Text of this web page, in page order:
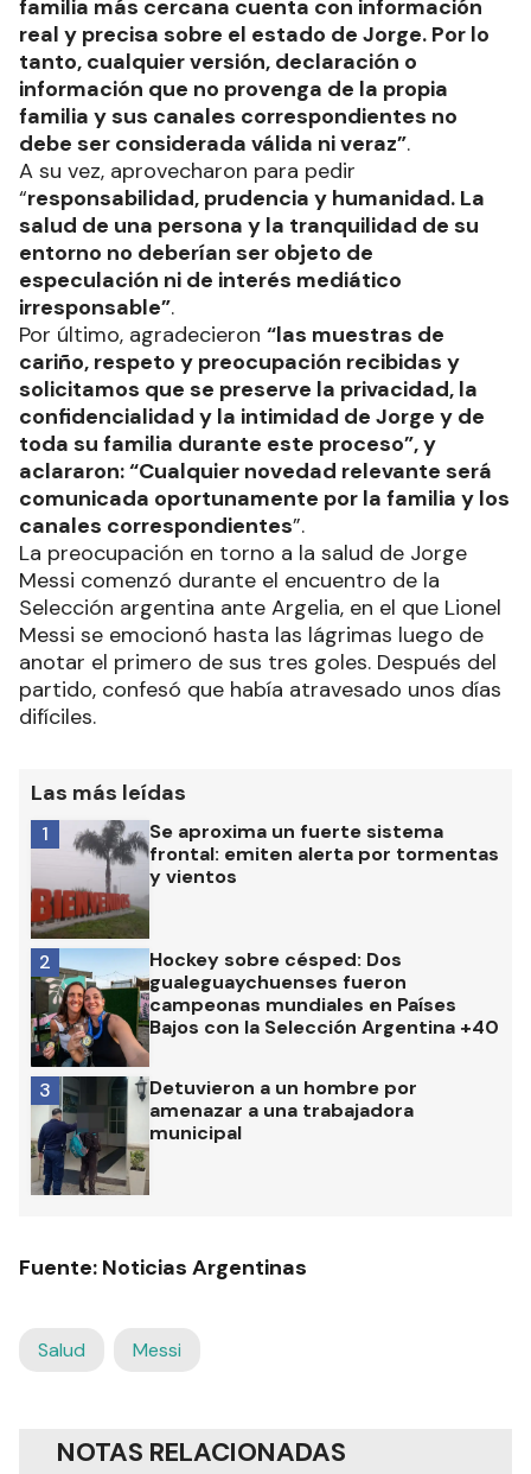
familia más cercana cuenta con información
real y precisa sobre el estado de Jorge. Por lo
tanto, cualquier versión, declaración o
información que no provenga de la propia
familia y sus canales correspondientes no
debe ser considerada válida ni veraz”.
A su vez, aprovecharon para pedir
“responsabilidad, prudencia y humanidad. La
salud de una persona y la tranquilidad de su
entorno no deberían ser objeto de
especulación ni de interés mediático
irresponsable”.
Por último, agradecieron “las muestras de
cariño, respeto y preocupación recibidas y
solicitamos que se preserve la privacidad, la
confidencialidad y la intimidad de Jorge y de
toda su familia durante este proceso”, y
aclararon: “Cualquier novedad relevante será
comunicada oportunamente por la familia y los
canales correspondientes”.
La preocupación en torno a la salud de Jorge
Messi comenzó durante el encuentro de la
Selección argentina ante Argelia, en el que Lionel
Messi se emocionó hasta las lágrimas luego de
anotar el primero de sus tres goles. Después del
partido, confesó que había atravesado unos días
difíciles.
Las más leídas
Se aproxima un fuerte sistema
frontal: emiten alerta por tormentas
y vientos
1
Hockey sobre césped: Dos
gualeguaychuenses fueron
campeonas mundiales en Países
Bajos con la Selección Argentina +40
2
Detuvieron a un hombre por
amenazar a una trabajadora
municipal
3
Fuente: Noticias Argentinas
Salud Messi
NOTAS RELACIONADAS